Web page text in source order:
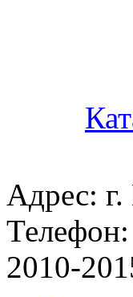
Адрес:
2010-